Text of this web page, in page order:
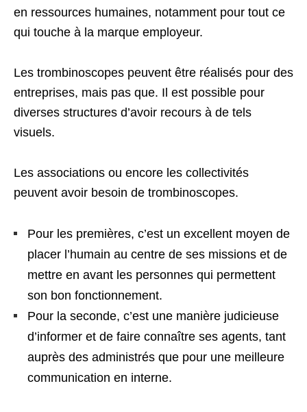
en ressources humaines, notamment pour tout ce
qui touche à la marque employeur.
Les trombinoscopes peuvent être réalisés pour des
entreprises, mais pas que. Il est possible pour
diverses structures d’avoir recours à de tels
visuels.
Les associations ou encore les collectivités
peuvent avoir besoin de trombinoscopes.
Pour les premières, c’est un excellent moyen de
placer l’humain au centre de ses missions et de
mettre en avant les personnes qui permettent
son bon fonctionnement.
Pour la seconde, c’est une manière judicieuse
d’informer et de faire connaître ses agents, tant
auprès des administrés que pour une meilleure
communication en interne.